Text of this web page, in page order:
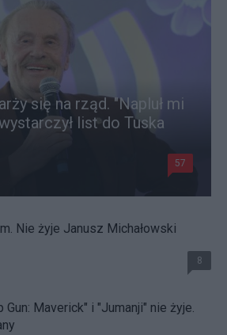
się na rząd. "Napluł mi
list do Tuska
57
Nie żyje Janusz Michałowski
8
Gun: Maverick" i "Jumanji" nie żyje.